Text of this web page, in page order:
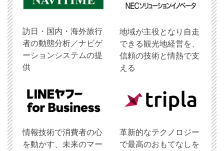
訪日・国内・海外旅行
者の動態分析／ナビゲ
ーションシステムの提
供
地域が主役となり自走
できる観光地経営を、
信頼の技術と情熱で支
える
情報技術で消費者の心
を動かす、未来のマー
革新的なテクノロジー
で最高のおもてなしを